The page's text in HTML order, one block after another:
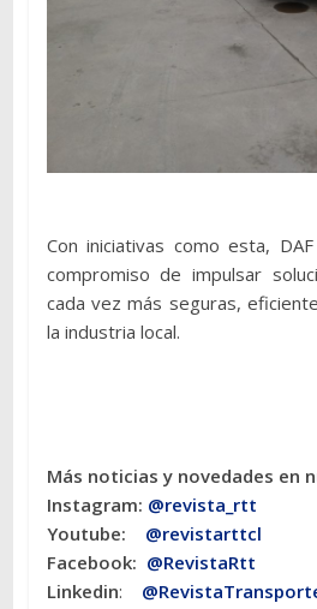
Con iniciativas como esta,
compromiso de impulsar
cada vez más seguras,
la industria local.
Más noticias y novedades en
Instagram: @revista_rtt
Youtube: @revistarttcl
Facebook: @RevistaRtt
Linkedin: